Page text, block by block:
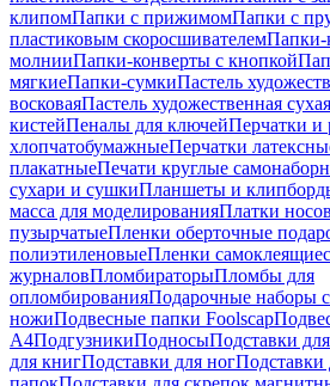
клипомПапки с прижимомПапки с
пластиковым скоросшивателемПапки-
молнииПапки-конверты с кнопкой
мягкиеПапки-сумкиПастель
восковаяПастель художественная сухая
кистейПеналы для ключейПерчатки и
хлопчатобумажныеПерчатки
плакатныеПечати круглые
сухари и сушкиПланшеты и
масса для моделированияПлатки
пузырчатыеПленки оберточные
полиэтиленовыеПленки
журналовПломбираторыПломбы для
опломбированияПодарочные наборы
ножиПодвесные папки Foolscap
А4ПодгузникиПодносыПодставки
для книгПодставки для ногПодставки